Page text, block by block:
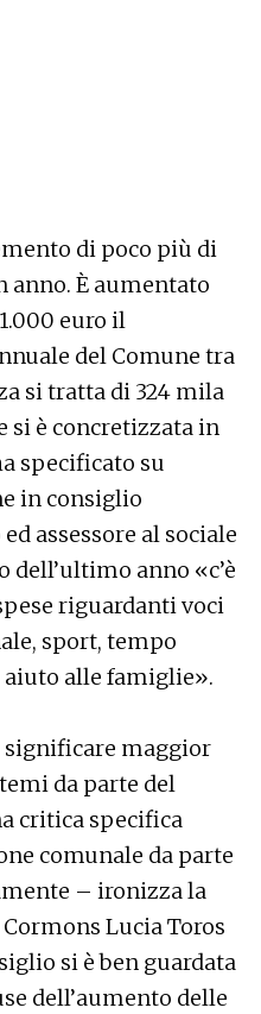
di poco più di
anno. È aumentato
euro il
del Comune tra
si tratta di 324 mila
si è concretizzata in
specificato su
in consiglio
assessore al sociale
dell’ultimo anno «c’è
riguardanti voci
sport, tempo
alle famiglie».
significare maggior
da parte del
critica specifica
comunale da parte
– ironizza la
Lucia Toros
si è ben guardata
dell’aumento delle